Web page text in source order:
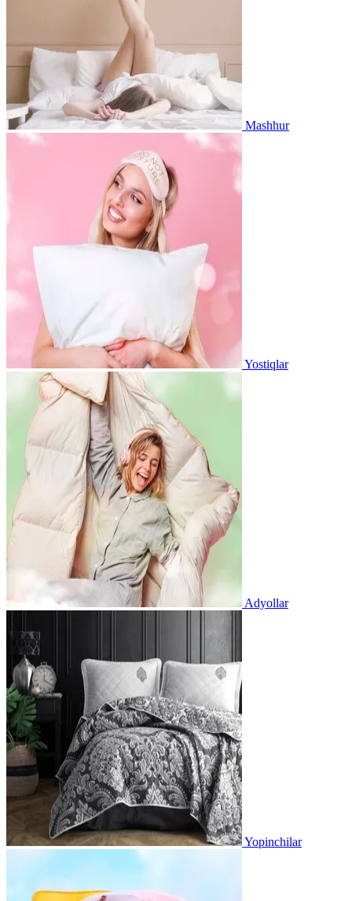
Mashhur
Yostiqlar
Adyollar
Yopinchilar